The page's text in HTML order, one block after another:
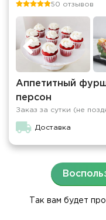
50 отзывов
Аппетитный
персон
Заказ за сутки (не
Доставка
Так вам будет